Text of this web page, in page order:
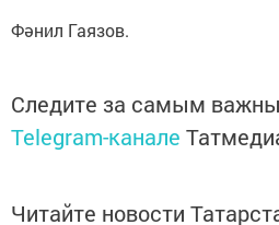
Фәнил Гаязов.
Следите за самым
Telegram-канале
Читайте новости